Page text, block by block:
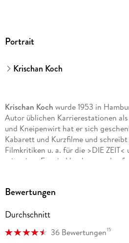
Portrait
Krischan Koch
Krischan Koch wurde 1953 in
Autor üblichen Karrierestationen
und Kneipenwirt hat er sich
Kabarett und Kurzfilme und
Filmkritiken u. a. für die >DIE
mit seiner Frau in Hamburg und auf
Bewertungen
Durchschnitt
36 Bewertungen15